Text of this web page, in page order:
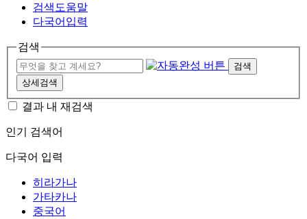
검색도움말
다국어입력
검색
검색
상세검색
결과 내 재검색
인기 검색어
다국어 입력
히라가나
가타카나
중국어